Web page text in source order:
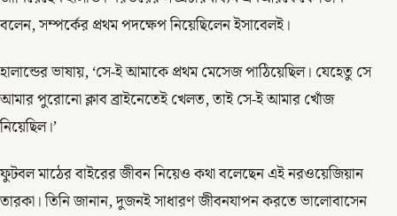
বলেন, সম্পর্কের প্রথম পদক্ষেপ নিয়েছিলেন ইসাবেলই।
হালান্ডের ভাষায়, ‘সে-ই আমাকে প্রথম মেসেজ পাঠিয়েছিল। যেহেতু সে
আমার পুরোনো ক্লাব ব্রাইনেতেই খেলত, তাই সে-ই আমার খোঁজ
নিয়েছিল।’
ফুটবল মাঠের বাইরের জীবন নিয়েও কথা বলেছেন এই নরওয়েজিয়ান
তারকা। তিনি জানান, দুজনই সাধারণ জীবনযাপন করতে ভালোবাসেন